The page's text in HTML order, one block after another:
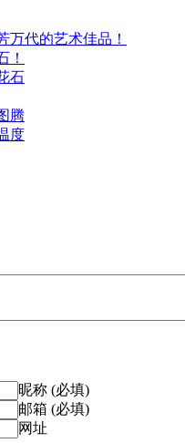
万代的艺术佳品！
！
石
腾
度
昵称 (必填)
邮箱 (必填)
网址